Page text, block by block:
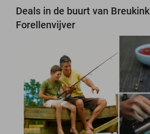
Deals in de buurt van Breukink
Forellenvijver